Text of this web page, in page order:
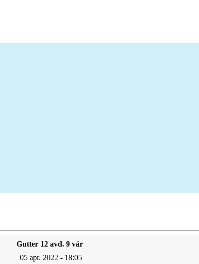
Gutter 12 avd. 9 vår
05 apr. 2022 - 18:05